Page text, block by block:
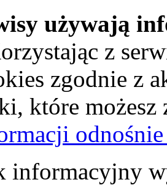
używają
z
zgodnie z
które
informacyjny